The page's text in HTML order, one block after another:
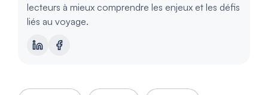
lecteurs à mieux comprendre les enjeux et les défis
liés au voyage.